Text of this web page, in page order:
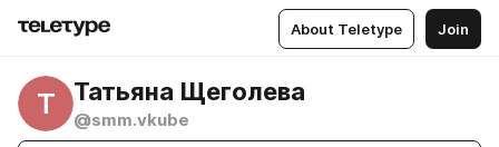
About Teletype Join
Т Татьяна Щеголева
@smm.vkube